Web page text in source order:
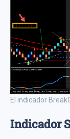
El indicador
Indicador